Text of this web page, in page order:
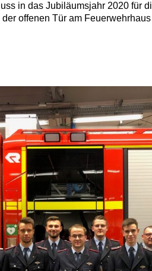
in das Jubiläumsjahr 2020 für
offenen Tür am